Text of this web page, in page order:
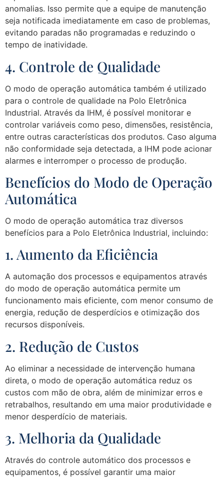
anomalias. Isso permite que a equipe de manutenção
seja notificada imediatamente em caso de problemas,
evitando paradas não programadas e reduzindo o
tempo de inatividade.
4. Controle de Qualidade
O modo de operação automática também é utilizado
para o controle de qualidade na Polo Eletrônica
Industrial. Através da IHM, é possível monitorar e
controlar variáveis como peso, dimensões, resistência,
entre outras características dos produtos. Caso alguma
não conformidade seja detectada, a IHM pode acionar
alarmes e interromper o processo de produção.
Benefícios do Modo de Operação
Automática
O modo de operação automática traz diversos
benefícios para a Polo Eletrônica Industrial, incluindo:
1. Aumento da Eficiência
A automação dos processos e equipamentos através
do modo de operação automática permite um
funcionamento mais eficiente, com menor consumo de
energia, redução de desperdícios e otimização dos
recursos disponíveis.
2. Redução de Custos
Ao eliminar a necessidade de intervenção humana
direta, o modo de operação automática reduz os
custos com mão de obra, além de minimizar erros e
retrabalhos, resultando em uma maior produtividade e
menor desperdício de materiais.
3. Melhoria da Qualidade
Através do controle automático dos processos e
equipamentos, é possível garantir uma maior